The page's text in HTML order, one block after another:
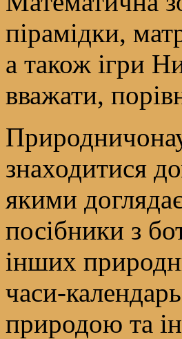
пірамідки,
а також ігри
вважати,
знаходитися
якими
посібники з
інших
часи-
природою та